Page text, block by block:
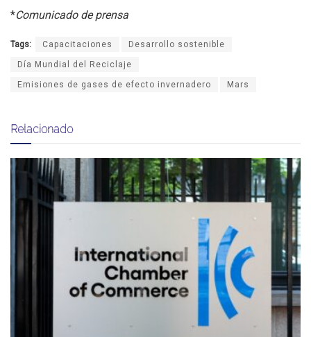
*Comunicado de prensa
Tags: Capacitaciones Desarrollo sostenible
Día Mundial del Reciclaje
Emisiones de gases de efecto invernadero Mars
Relacionado